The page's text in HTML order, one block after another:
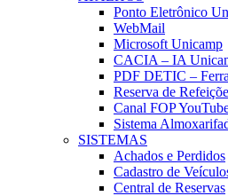
Ponto Eletrônico
WebMail
Microsoft Unicamp
CACIA – IA
PDF DETIC –
Reserva de
Canal FOP
Sistema
SISTEMAS
Achados e Perdidos
Cadastro de
Central de Reservas